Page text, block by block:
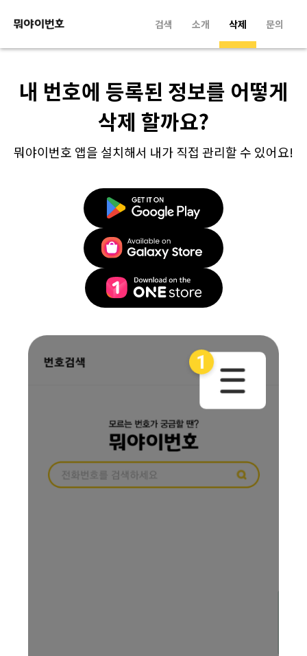
검색 소개 삭제 문의
내 번호에 등록된 정보를 어떻게
삭제 할까요?
뭐야이번호 앱을 설치해서 내가 직접 관리할 수 있어요!